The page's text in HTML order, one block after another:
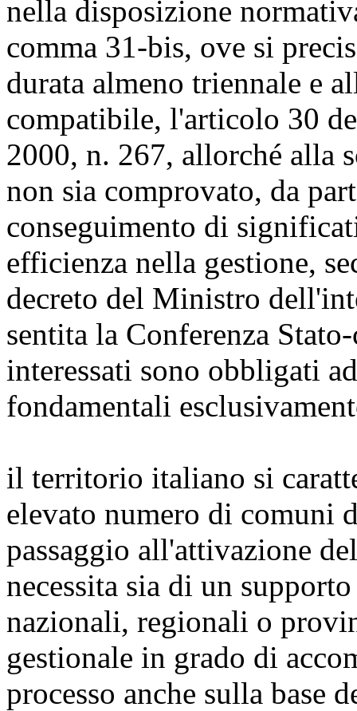
nella disposizione
comma 31-bis, ove si
durata almeno triennale e
compatibile, l'articolo 30
2000, n. 267, allorché alla
non sia comprovato, da
conseguimento di
efficienza nella gestione,
decreto del Ministro
sentita la Conferenza
interessati sono obbligati
fondamentali
il territorio italiano si
elevato numero di comuni
passaggio all'attivazione
necessita sia di un
nazionali, regionali o
gestionale in grado di
processo anche sulla base